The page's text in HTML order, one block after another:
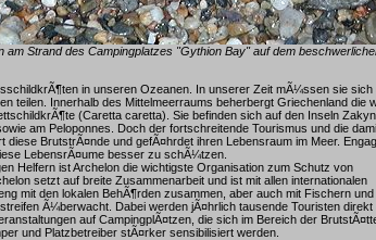
Strand des Campingplatzes "Gythion Bay" auf dem
in unseren Ozeanen. In unserer Zeit mÃ¼ssen sie sich
teilen. Innerhalb des Mittelmeerraums beherbergt Griechenland die
(Caretta caretta). Sie befinden sich auf den Inseln
am Peloponnes. Doch der fortschreitende Tourismus und die
diese BrutstrÃ¤nde und gefÃ¤hrdet ihren Lebensraum im Meer.
LebensrÃ¤ume besser zu schÃ¼tzen.
Helfern ist Archelon die wichtigste Organisation zum Schutz von
setzt auf breite Zusammenarbeit und ist mit allen internationalen
mit den lokalen BehÃ¶rden zusammen, aber auch mit Fischern
Ã¼berwacht. Dabei werden jÃ¤hrlich tausende Touristen direkt
auf CampingplÃ¤tzen, die sich im Bereich der
und Platzbetreiber stÃ¤rker sensibilisiert werden.